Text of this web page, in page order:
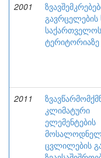
2001
გავრცელების
საქართველოს
ტერიტორიაზე
2011
კლიმატური
ელემენტების
ცვლილების